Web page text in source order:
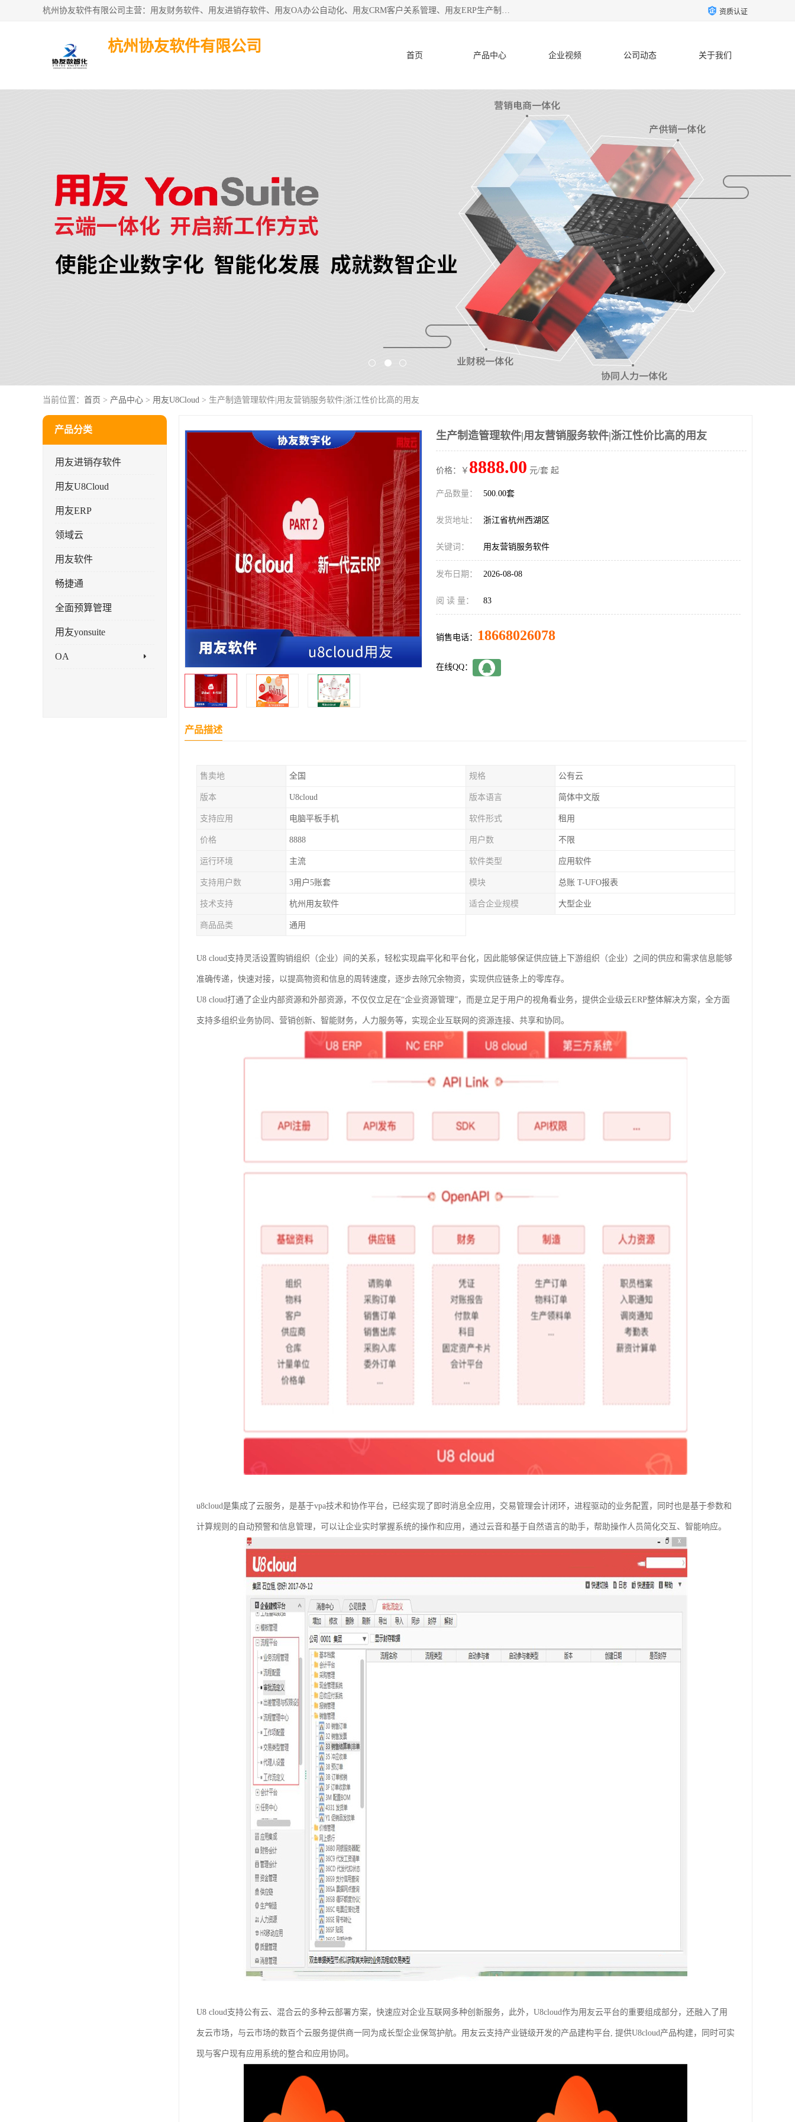
杭州协友软件有限公司主营：用友财务软件、用友进销存软件、用友OA办公自动化、用友CRM客户关系管理、用友ERP生产制造管理等;是一家用友管理软件咨询服务商。自创立至今，一直致力于为客户提供顾问式ERP管理解决方案务，为企业提供了财务管理、供应链和物流管理、生产制造管理、管理、知识与协同管理、客户关系管理等信息化建设领域的应用。 资质认证
杭州协友软件有限公司
首页 产品中心 企业视频 公司动态 关于我们
当前位置： 首页 > 产品中心 > 用友U8Cloud > 生产制造管理软件|用友营销服务软件|浙江性价比高的用友
产品分类
用友进销存软件
用友U8Cloud
用友ERP
领域云
用友软件
畅捷通
全面预算管理
用友yonsuite
OA
生产制造管理软件|用友营销服务软件|浙江性价比高的用友
价格：￥ 8888.00 元/套 起
产品数量： 500.00套
发货地址： 浙江省杭州西湖区
关键词： 用友营销服务软件
发布日期： 2026-08-08
阅 读 量： 83
销售电话： 18668026078
在线QQ：
产品描述
售卖地 全国 规格 公有云
版本 U8cloud 版本语言 简体中文版
支持应用 电脑平板手机 软件形式 租用
价格 8888 用户数 不限
运行环境 主流 软件类型 应用软件
支持用户数 3用户5账套 模块 总账 T-UFO报表
技术支持 杭州用友软件 适合企业规模 大型企业
商品品类 通用
U8 cloud支持灵活设置购销组织（企业）间的关系，轻松实现扁平化和平台化，因此能够保证供应链上下游组织（企业）之间的供应和需求信息能够
准确传递，快速对接，以提高物资和信息的周转速度，逐步去除冗余物资，实现供应链条上的零库存。
U8 cloud打通了企业内部资源和外部资源，不仅仅立足在“企业资源管理”，而是立足于用户的视角看业务，提供企业级云ERP整体解决方案，全方面
支持多组织业务协同、营销创新、智能财务，人力服务等，实现企业互联网的资源连接、共享和协同。
u8cloud是集成了云服务，是基于vpa技术和协作平台，已经实现了即时消息全应用，交易管理会计闭环，进程驱动的业务配置，同时也是基于参数和
计算规则的自动预警和信息管理，可以让企业实时掌握系统的操作和应用，通过云音和基于自然语言的助手，帮助操作人员简化交互、智能响应。
U8 cloud支持公有云、混合云的多种云部署方案，快速应对企业互联网多种创新服务，此外，U8cloud作为用友云平台的重要组成部分，还融入了用
友云市场，与云市场的数百个云服务提供商一同为成长型企业保驾护航。用友云支持产业链级开发的产品建构平台, 提供U8cloud产品构建，同时可实
现与客户现有应用系统的整合和应用协同。